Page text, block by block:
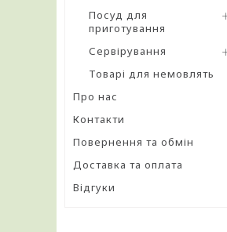
Посуд для
приготування
Сервірування
Товарі для немовлять
Про нас
Контакти
Повернення та обмін
Доставка та оплата
Відгуки